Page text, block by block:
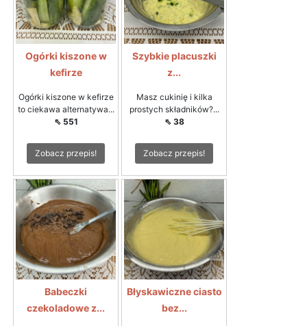
Ogórki kiszone w
kefirze
Ogórki kiszone w kefirze
to ciekawa alternatywa...
⇖ 551
Zobacz przepis!
Szybkie placuszki
z...
Masz cukinię i kilka
prostych składników?...
⇖ 38
Zobacz przepis!
Babeczki
czekoladowe z...
Błyskawiczne ciasto
bez...